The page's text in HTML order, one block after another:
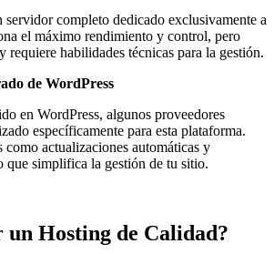
servidor completo dedicado exclusivamente a
el máximo rendimiento y control, pero
requiere habilidades técnicas para la gestión.
de WordPress
en WordPress, algunos proveedores
específicamente para esta plataforma.
como actualizaciones automáticas y
que simplifica la gestión de tu sitio.
un Hosting de Calidad?